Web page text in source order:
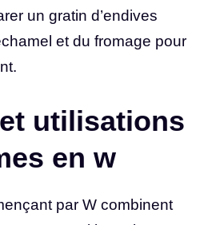
un gratin d’endives
et du fromage pour
utilisations
en w
par W combinent